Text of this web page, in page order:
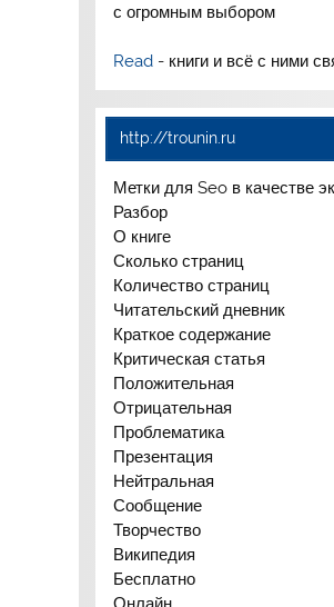
с огромным выбором
Read- книги и всё с ними
http://trounin.ru
Метки для Seo в качестве
Разбор
О книге
Сколько страниц
Количество страниц
Читательский дневник
Краткое содержание
Критическая статья
Положительная
Отрицательная
Проблематика
Презентация
Нейтральная
Сообщение
Творчество
Википедия
Бесплатно